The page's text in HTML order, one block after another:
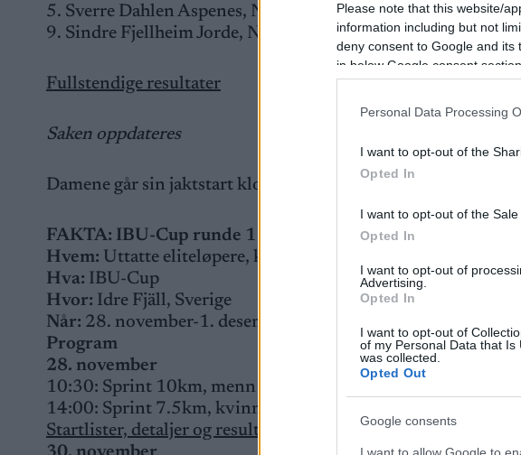
Please note that this website/
information including but not
deny consent to Google and
in below Google consent section.
Personal Data Processing
I want to opt-out of the
Opted In
I want to opt-out of the Sale
Opted In
I want to opt-out of
Advertising.
Opted In
I want to opt-out of
of my Personal Data that
was collected.
Opted Out
Google consents
5. Sverre Dahlen Aspenes, Norge, (0+0+2+2), +1:13.4
9. Sindre Fjellheim Jorde, Norge, (2+1+0+1), +3:25.7
Fullstendige resultater
Saken oppdateres
Damene går sin jaktstart klokka 13:45.
FAKTA: IBU-Cup runde 1
Hvem: Uttatte eliteløpere, kvinner og menn senior
Hva: IBU-Cup
Hvor: Idre Fjäll, Sverige
Når: 28. november-1. desember
Program
28. november
10:30: Sprint 10km, menn
14:00: Sprint 7.5km, kvinner
Startlister, detaljer og resultater